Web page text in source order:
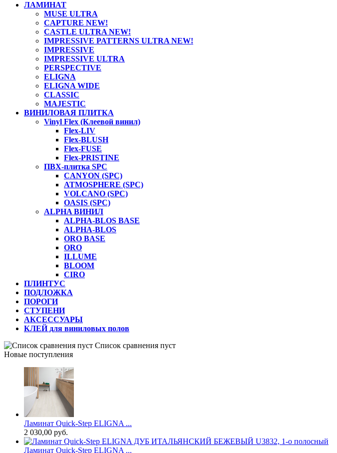
ЛАМИНАТ
MUSE ULTRA
CAPTURE NEW!
CASTLE ULTRA NEW!
IMPRESSIVE PATTERNS ULTRA NEW!
IMPRESSIVE
IMPRESSIVE ULTRA
PERSPECTIVE
ELIGNA
ELIGNA WIDE
CLASSIC
MAJESTIC
ВИНИЛОВАЯ ПЛИТКА
Vinyl Flex (Клеевой винил)
Flex-LIV
Flex-BLUSH
Flex-FUSE
Flex-PRISTINE
ПВХ-плитка SPC
CANYON (SPC)
ATMOSPHERE (SPC)
VOLCANO (SPC)
OASIS (SPC)
ALPHA ВИНИЛ
ALPHA-BLOS BASE
ALPHA-BLOS
ORO BASE
ORO
ILLUME
BLOOM
CIRO
ПЛИНТУС
ПОДЛОЖКА
ПОРОГИ
СТУПЕНИ
АКСЕССУАРЫ
КЛЕЙ для виниловых полов
Список сравнения пуст
Новые поступления
Ламинат Quick-Step ELIGNA ...
2 030,00 руб.
Ламинат Quick-Step ELIGNA ...